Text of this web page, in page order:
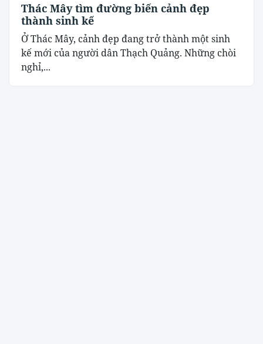
Thác Mây tìm đường biến cảnh đẹp
thành sinh kế
Ở Thác Mây, cảnh đẹp đang trở thành một sinh
kế mới của người dân Thạch Quảng. Những chòi
nghỉ,...